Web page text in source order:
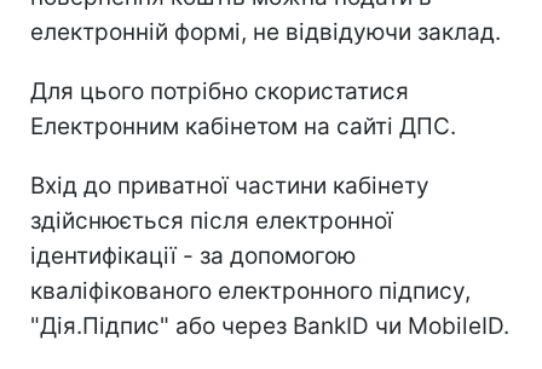
електронній формі, не відвідуючи заклад.
Для цього потрібно скористатися
Електронним кабінетом на сайті ДПС.
Вхід до приватної частини кабінету
здійснюється після електронної
ідентифікації - за допомогою
кваліфікованого електронного підпису,
"Дія.Підпис" або через BankID чи MobileID.